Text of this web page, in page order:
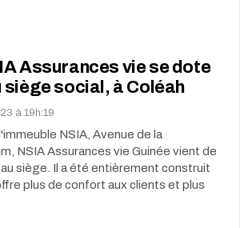
Assurances vie se dote
siège social, à Coléah
à 19h:19
NSIA, Avenue de la
NSIA Assurances vie Guinée vient de
siège. Il a été entièrement construit
plus de confort aux clients et plus